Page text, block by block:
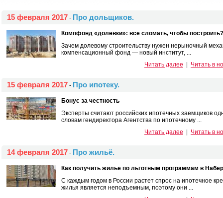
15 февраля 2017 - Про дольщиков.
Компфонд «долевки»: все сломать, чтобы построить?
Зачем долевому строительству нужен нерыночный
компенсационный фонд — новый институт, ...
Читать далее
Читать в
15 февраля 2017 - Про ипотеку.
Бонус за честность
Эксперты считают российских ипотечных заемщиков
словам гендиректора Агентства по ипотечному ...
Читать далее
Читать в
14 февраля 2017 - Про жильё.
Как получить жилье по льготным программам в
С каждым годом в России растет спрос на ипотечное
жилья является неподъемным, поэтому они ...